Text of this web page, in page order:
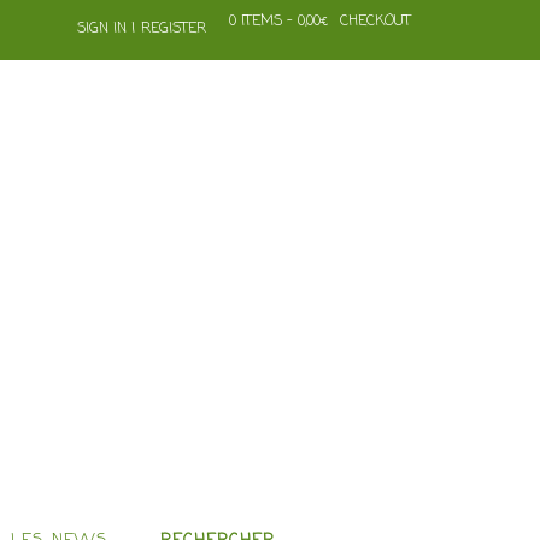
SIGN IN | REGISTER 0 ITEMS - 0,00€ CHECKOUT